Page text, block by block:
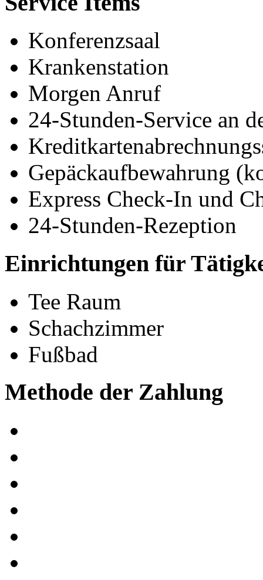
Konferenzsaal
Krankenstation
Morgen Anruf
24-Stunden-Service an
Gepäckaufbewahrung
Express Check-In und
24-Stunden-Rezeption
Einrichtungen für
Tee Raum
Schachzimmer
Fußbad
Methode der Zahlung